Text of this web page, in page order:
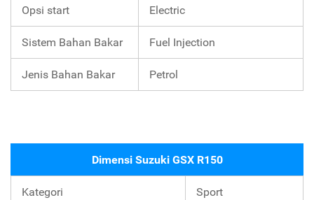
Opsi start Electric
Sistem Bahan Bakar Fuel Injection
Jenis Bahan Bakar Petrol
Dimensi Suzuki GSX R150
Kategori Sport